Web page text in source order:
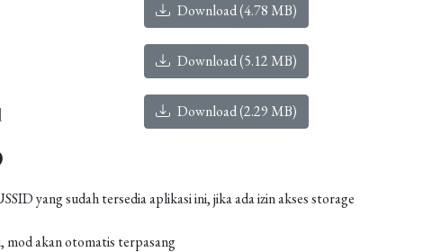
Download (4.78 MB)
Download (5.12 MB)
Download (2.29 MB)
yang sudah tersedia aplikasi ini, jika ada izin akses storage
mod akan otomatis terpasang